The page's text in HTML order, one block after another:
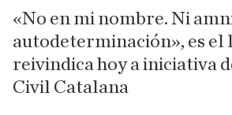
«No en mi nombre. Ni
autodeterminación», es el
reivindica hoy a iniciativa
Civil Catalana